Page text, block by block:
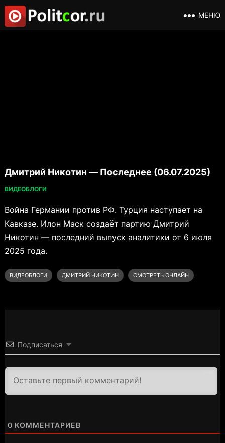
МЕНЮ
Дмитрий Никотин — Последнее (06.07.2025)
ВИДЕОБЛОГИ
Война Германии против РФ. Турция наступает на
Кавказе. Илон Маск создаёт партию Дмитрий
Никотин — последний выпуск аналитики от 6 июля
2025 года.
ВИДЕОБЛОГИ ДМИТРИЙ НИКОТИН СМОТРЕТЬ ОНЛАЙН
Подписаться
0 КОММЕНТАРИЕВ